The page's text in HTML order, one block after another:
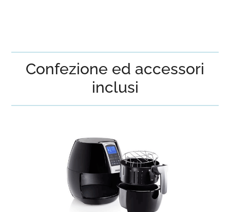
Confezione ed accessori
inclusi